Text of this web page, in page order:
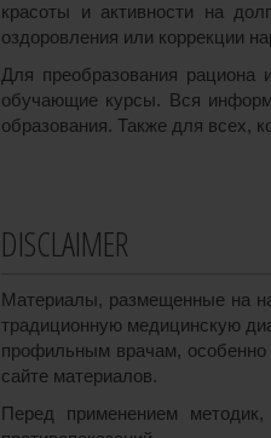
красоты и активности на
оздоровления или коррекции
Для преобразования
обучающие курсы. Вся
образования. Также для всех,
DISCLAIMER
Материалы, размещенные на
традиционную медицинскую
профильным врачам,
сайте материалов.
Перед применением